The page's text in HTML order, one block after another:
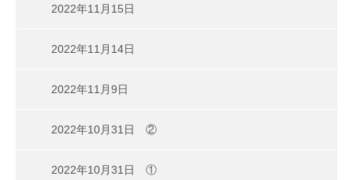
2022年11月15日
2022年11月14日
2022年11月9日
2022年10月31日 ②
2022年10月31日 ①